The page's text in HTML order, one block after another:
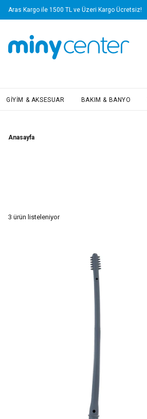
Aras Kargo ile 1500 TL ve Üzeri Kargo Ücretsiz!
GIYIM & AKSESUAR BAKIM & BANYO
Anasayfa
3 ürün listeleniyor